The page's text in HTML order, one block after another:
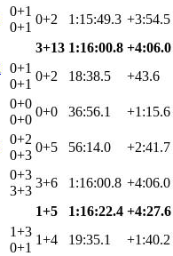
0+1
0+1
0+2 1:15:49.3 +3:54.5
3+13 1:16:00.8 +4:06.0
0+1
0+1
0+2 18:38.5 +43.6
0+0
0+0
0+0 36:56.1 +1:15.6
0+2
0+3
0+5 56:14.0 +2:41.7
0+3
3+3
3+6 1:16:00.8 +4:06.0
1+5 1:16:22.4 +4:27.6
1+3
0+1
1+4 19:35.1 +1:40.2